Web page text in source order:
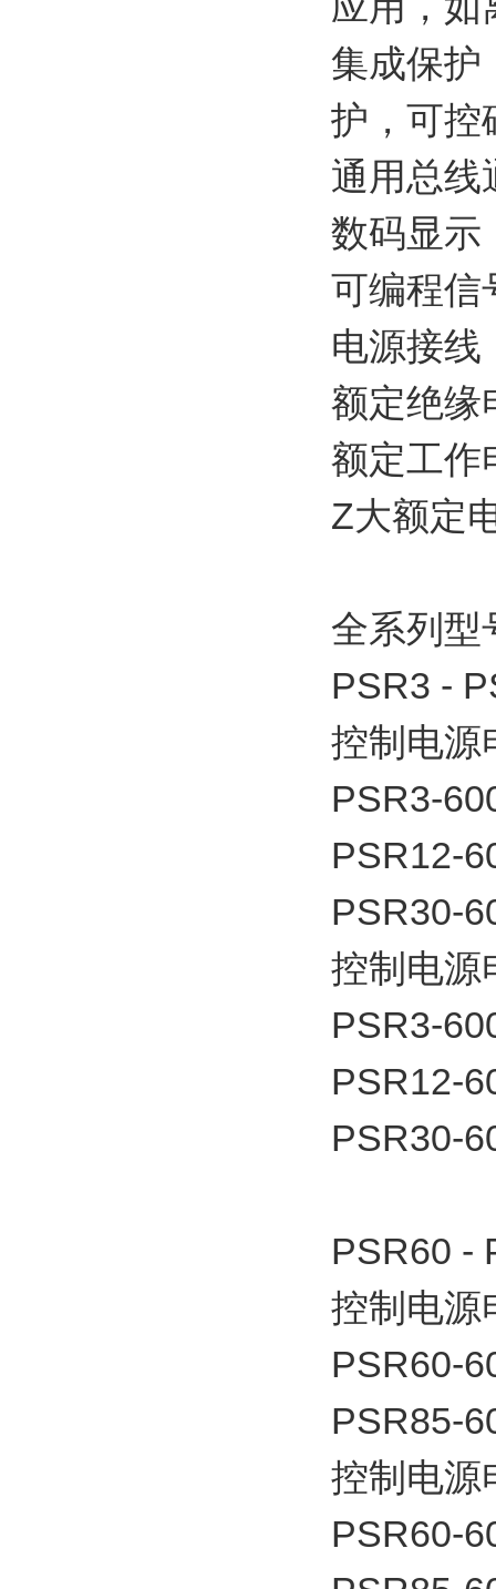
集成保护
护，可控
通用总线
数码显示
可编程信
电源接
额定绝缘
额定工作
Z大额定
全系列型
PSR3 -
控制电源
PSR3-
PSR12-
PSR30-
控制电源
PSR3-
PSR12-
PSR30-
PSR60 -
控制电源
PSR60-
PSR85-
控制电源
PSR60-